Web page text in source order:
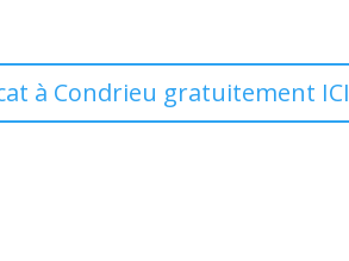
à Condrieu gratuitement ICI